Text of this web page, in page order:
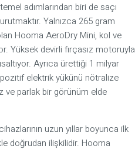
adımlarından biri de saçı
Yalnızca 265 gram
Hooma AeroDry Mini, kol ve
Yüksek devirli fırçasız motoruyla
Ayrıca ürettiği 1 milyar
elektrik yükünü nötralize
ve parlak bir görünüm elde
uzun yıllar boyunca ilk
doğrudan ilişkilidir. Hooma